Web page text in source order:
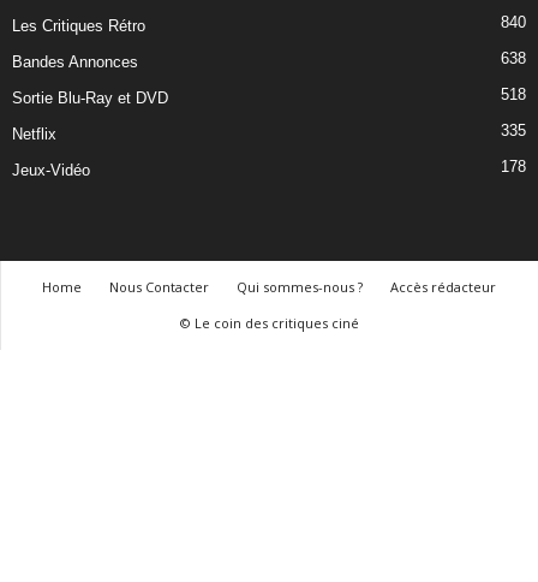
Les Critiques Rétro 840
Bandes Annonces 638
Sortie Blu-Ray et DVD 518
Netflix 335
Jeux-Vidéo 178
Home Nous Contacter Qui sommes-nous ?
Accès rédacteur
© Le coin des critiques ciné